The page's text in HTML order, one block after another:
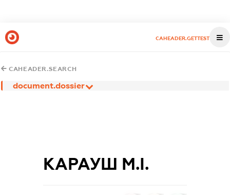
CAHEADER.GETTEST
CAHEADER.SEARCH
document.dossier
КАРАУШ М.І.